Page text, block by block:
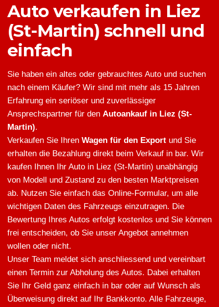
Auto verkaufen in Liez
(St-Martin) schnell und
einfach
Sie haben ein altes oder gebrauchtes Auto und suchen
nach einem Käufer? Wir sind mit mehr als 15 Jahren
Erfahrung ein seriöser und zuverlässiger
Ansprechspartner für den Autoankauf in Liez (St-
Martin).
Verkaufen Sie Ihren Wagen für den Export und Sie
erhalten die Bezahlung direkt beim Verkauf in bar. Wir
kaufen Ihnen Ihr Auto in Liez (St-Martin) unabhängig
von Modell und Zustand zu den besten Marktpreisen
ab. Nutzen Sie einfach das Online-Formular, um alle
wichtigen Daten des Fahrzeugs einzutragen. Die
Bewertung Ihres Autos erfolgt kostenlos und Sie können
frei entscheiden, ob Sie unser Angebot annehmen
wollen oder nicht.
Unser Team meldet sich anschliessend und vereinbart
einen Termin zur Abholung des Autos. Dabei erhalten
Sie Ihr Geld ganz einfach in bar oder auf Wunsch als
Überweisung direkt auf Ihr Bankkonto. Alle Fahrzeuge,